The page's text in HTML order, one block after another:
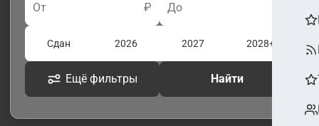
От ₽ До
Сдан 2026 2027 2028+
Ещё фильтры Найти